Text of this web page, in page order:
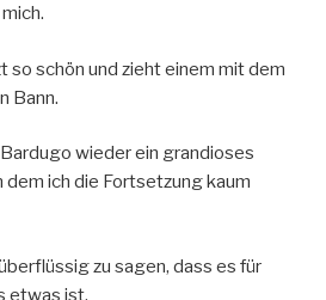
so schön und zieht einem mit dem
Bann.
wieder ein grandioses
ich die Fortsetzung kaum
zu sagen, dass es für
etwas ist.